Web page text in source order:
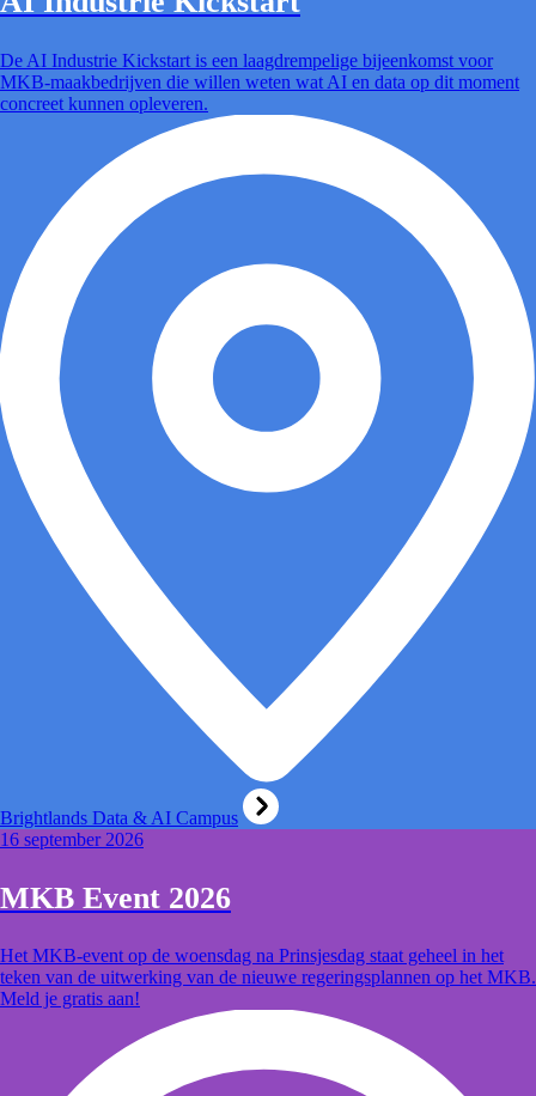
De AI Industrie Kickstart is een laagdrempelige bijeenkomst voor
MKB-maakbedrijven die willen weten wat AI en data op dit moment
concreet kunnen opleveren.
Brightlands Data & AI Campus
16 september 2026
MKB Event 2026
Het MKB-event op de woensdag na Prinsjesdag staat geheel in het
teken van de uitwerking van de nieuwe regeringsplannen op het MKB.
Meld je gratis aan!